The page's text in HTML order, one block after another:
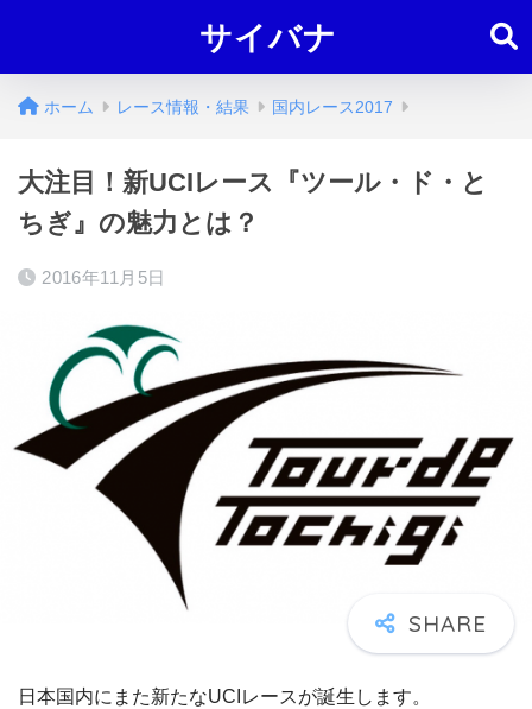
サイバナ
ホーム レース情報・結果 国内レース2017
大注目！新UCIレース『ツール・ド・と
ちぎ』の魅力とは？
2016年11月5日
日本国内にまた新たなUCIレースが誕生します。